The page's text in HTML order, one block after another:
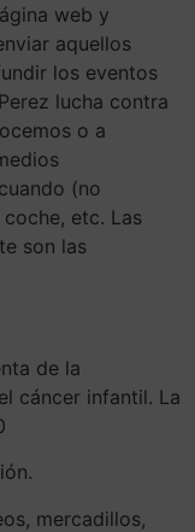
web y
aquellos
los eventos
lucha contra
o a
(no
etc. Las
son las
de la
cáncer infantil. La
mercadillos,